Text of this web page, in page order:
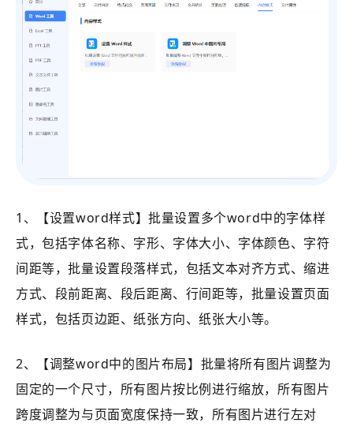
1、【设置word样式】批量设置多个word中的字体样
式，包括字体名称、字形、字体大小、字体颜色、字符
间距等，批量设置段落样式，包括文本对齐方式、缩进
方式、段前距离、段后距离、行间距等，批量设置页面
样式，包括页边距、纸张方向、纸张大小等。
2、【调整word中的图片布局】批量将所有图片调整为
固定的一个尺寸，所有图片按比例进行缩放，所有图片
跨度调整为与页面宽度保持一致，所有图片进行左对